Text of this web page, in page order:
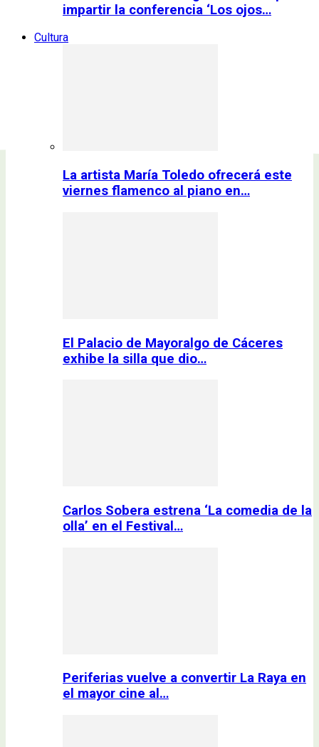
impartir la conferencia ‘Los ojos…
Cultura
La artista María Toledo ofrecerá este
viernes flamenco al piano en…
El Palacio de Mayoralgo de Cáceres
exhibe la silla que dio…
Carlos Sobera estrena ‘La comedia de la
olla’ en el Festival…
Periferias vuelve a convertir La Raya en
el mayor cine al…